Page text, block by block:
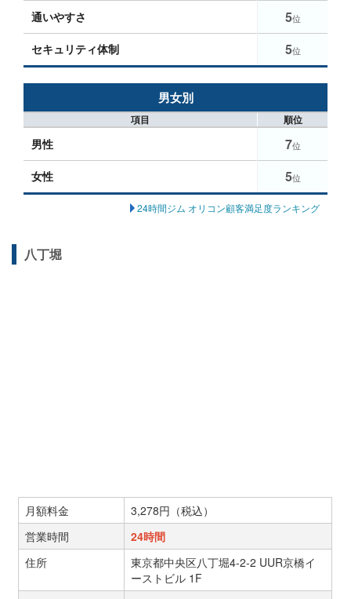
通いやすさ 5位
セキュリティ体制 5位
男女別
項目 順位
男性 7位
女性 5位
24時間ジム オリコン顧客満足度ランキング
八丁堀
月額料金
3,278円（税込）
営業時間
24時間
住所
東京都中央区八丁堀4-2-2 UUR京橋イ
ーストビル 1F